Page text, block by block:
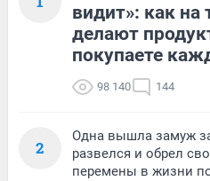
видит»: как
делают
покупаете
98 140 144
2
Одна вышла замуж
развелся и обрел
перемены в жизни